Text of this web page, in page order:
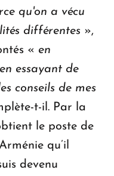
qu'on a vécu
différentes »,
« en
essayant de
conseils de mes
t-il. Par la
le poste de
qu’il
devenu